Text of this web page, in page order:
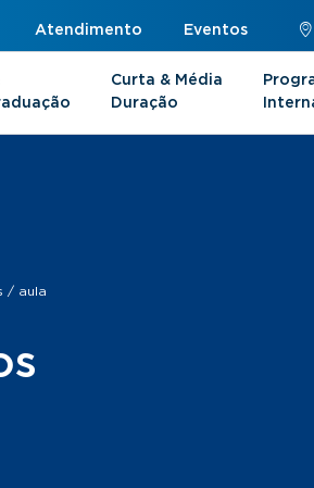
Atendimento Eventos
Curta & Média
Duração
/ aula